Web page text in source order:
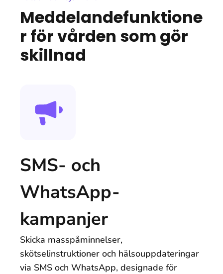
Meddelandefunktione
r för vården som gör
skillnad
SMS- och
WhatsApp-
kampanjer
Skicka masspåminnelser,
skötselinstruktioner och hälsouppdateringar
via SMS och WhatsApp, designade för